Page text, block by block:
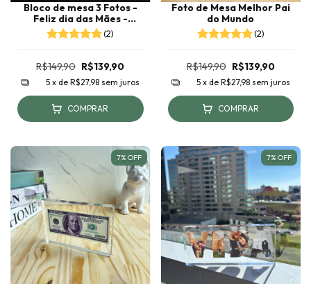
Bloco de mesa 3 Fotos -
Feliz dia das Mães -
retangular(2)
R$149,90 R$139,90
5 x deR$27,98 sem juros
COMPRAR
Foto de Mesa Melhor Pai
do Mundo
(2)
R$149,90 R$139,90
5 x de R$27,98 sem juros
COMPRAR
7% OFF 7% OFF